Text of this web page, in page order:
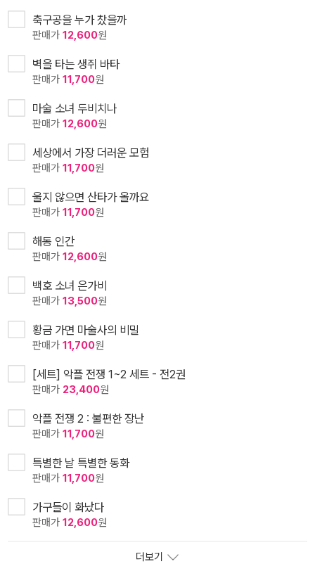
축구공을 누가 찼을까
판매가 12,600원
벽을 타는 생쥐 바타
판매가 11,700원
마술 소녀 두비치나
판매가 12,600원
세상에서 가장 더러운 모험
판매가 11,700원
울지 않으면 산타가 올까요
판매가 11,700원
해동 인간
판매가 12,600원
백호 소녀 은가비
판매가 13,500원
황금 가면 마술사의 비밀
판매가 11,700원
[세트] 악플 전쟁 1~2 세트 - 전2권
판매가 23,400원
악플 전쟁 2 : 불편한 장난
판매가 11,700원
특별한 날 특별한 동화
판매가 11,700원
가구들이 화났다
판매가 12,600원
더보기